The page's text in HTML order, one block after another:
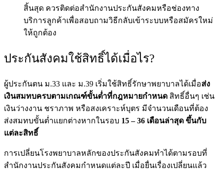
สิ้นสุด ควรติดต่อสำนักงานประกันสังคมหรือช่องทาง
บริการลูกค้าเพื่อสอบถามวิธีกลับเข้าระบบหรือสมัครใหม่
ให้ถูกต้อง
ประกันสังคมใช้สิทธิ์ได้เมื่อไร?
ผู้ประกันตน ม.33 และ ม.39 เริ่มใช้สิทธิ์รักษาพยาบาลได้เมื่อส่ง
เงินสมทบครบตามเกณฑ์ขั้นต่ำที่กฎหมายกำหนด สิทธิ์อื่นๆ เช่น
เงินว่างงาน ชราภาพ หรือสงเคราะห์บุตร มีจำนวนเดือนที่ต้อง
ส่งสมทบขั้นต่ำแยกต่างหากในรอบ 15 – 36 เดือนล่าสุด ขึ้นกับ
แต่ละสิทธิ์
การเปลี่ยนโรงพยาบาลหลักของประกันสังคมทำได้ตามรอบที่
สำนักงานประกันสังคมกำหนดแต่ละปี เมื่อยื่นเรื่องเปลี่ยนแล้ว